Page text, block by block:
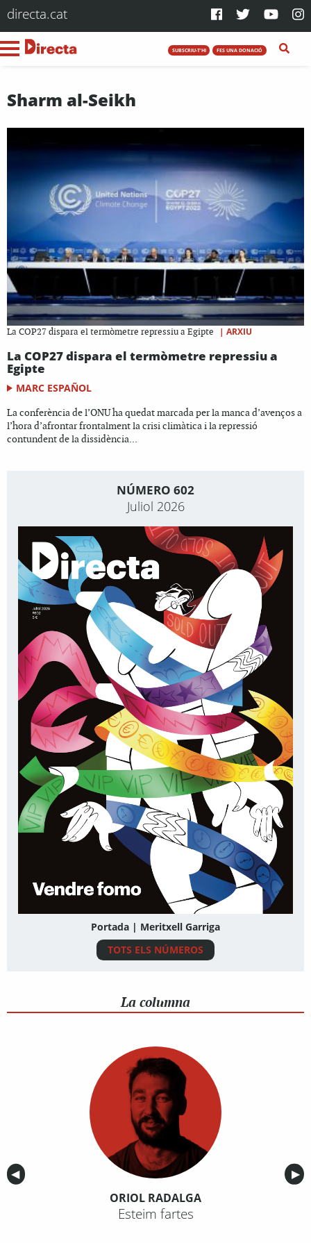
directa.cat
SUBSCRIU-T'HI FES UNA DONACIÓ
Sharm al-Seikh
La COP27 dispara el termòmetre repressiu a Egipte | ARXIU
La COP27 dispara el termòmetre repressiu a
Egipte
MARC ESPAÑOL
La conferència de l’ONU ha quedat marcada per la manca d’avenços a
l’hora d’afrontar frontalment la crisi climàtica i la repressió
contundent de la dissidència...
NÚMERO 602
Juliol 2026
Portada | Meritxell Garriga
TOTS ELS NÚMEROS
La columna
Anterior
◀︎ ▶︎
ORIOL RADALGA
Esteim fartes